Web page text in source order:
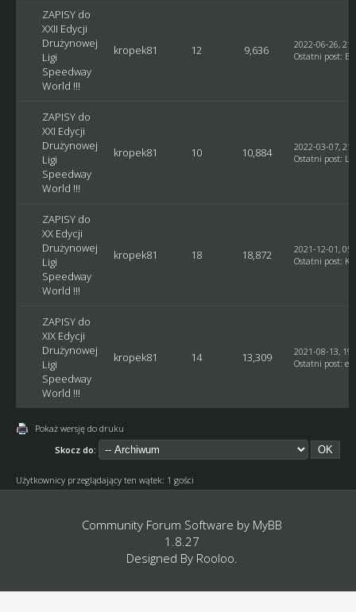
ZAPISY do
XXII Edycji
Drużynowej
Ligi
Speedway
World !!!
kropek81 12 9,636
2022-06-26,
Ostatni post:
ZAPISY do
XXI Edycji
Drużynowej
Ligi
Speedway
World !!!
kropek81 10 10,884
2022-03-07,
Ostatni post:
ZAPISY do
XX Edycji
Drużynowej
Ligi
Speedway
World !!!
kropek81 18 18,872
2021-12-01,
Ostatni post:
ZAPISY do
XIX Edycji
Drużynowej
Ligi
Speedway
World !!!
kropek81 14 13,309
2021-08-13,
Ostatni post:
Pokaż wersję do druku
Skocz do:
Użytkownicy przeglądający ten wątek: 1 gości
Community Forum Software by MyBB
1.8.27
Designed By Rooloo.